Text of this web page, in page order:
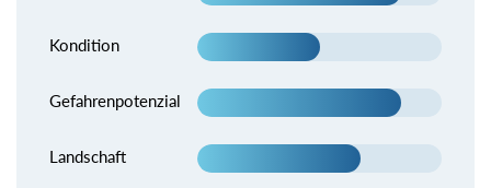
Kondition
Gefahrenpotenzial
Landschaft